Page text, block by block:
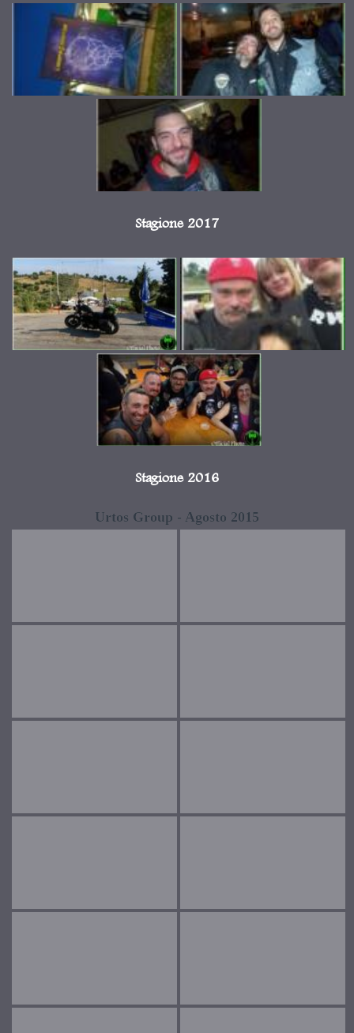
Stagione 2017
Stagione 2016
Urtos Group - Agosto 2015